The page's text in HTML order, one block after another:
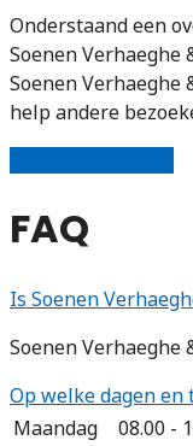
Onderstaand een
Soenen Verhaeghe
Soenen Verhaeghe
help andere
FAQ
Is Soenen
Soenen Verhaeghe
Op welke dagen
Maandag
08.00 -